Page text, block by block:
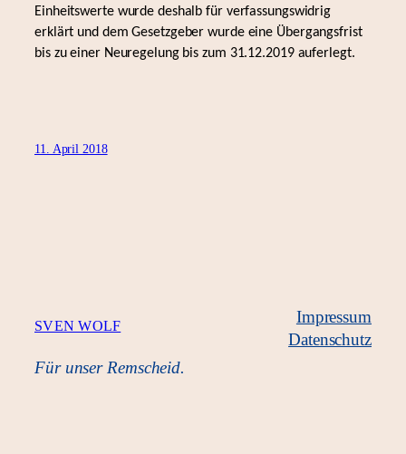
Einheitswerte wurde deshalb für verfassungswidrig
erklärt und dem Gesetzgeber wurde eine Übergangsfrist
bis zu einer Neuregelung bis zum 31.12.2019 auferlegt.
11. April 2018
SVEN WOLF
Für unser Remscheid.
Impressum
Datenschutz